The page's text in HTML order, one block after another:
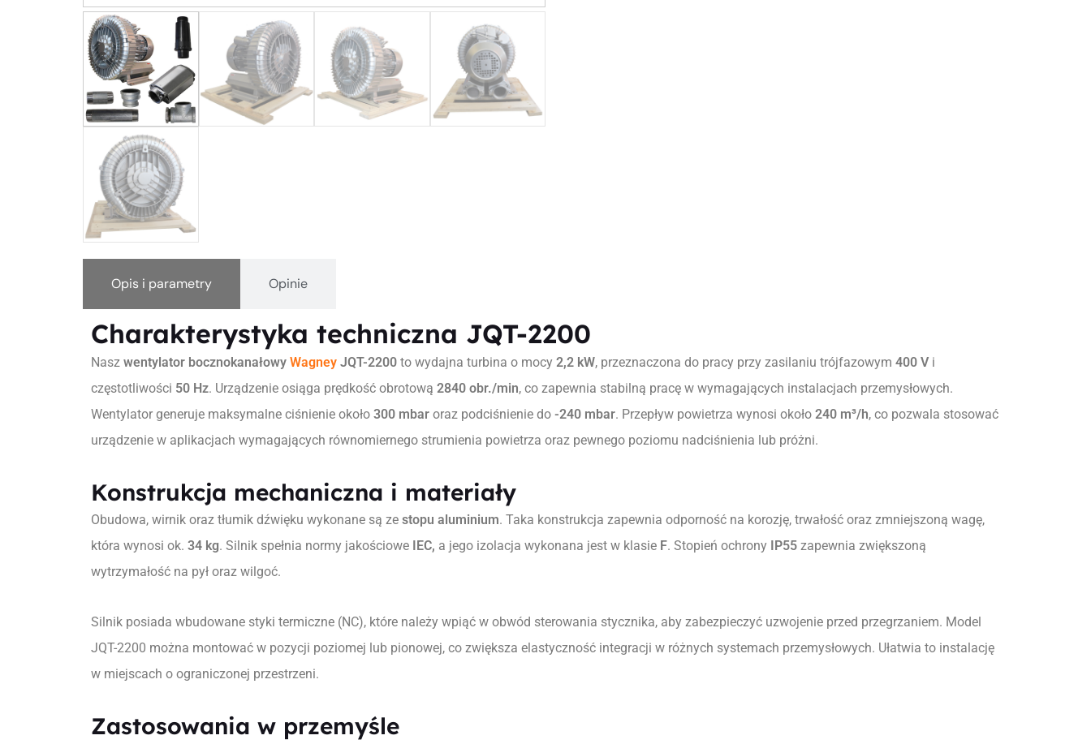
Opis i parametry Opinie
Charakterystyka techniczna JQT-2200
Nasz wentylator bocznokanałowy Wagney JQT-2200 to wydajna turbina o mocy 2,2 kW, przeznaczona do pracy przy zasilaniu trójfazowym 400 V i
częstotliwości 50 Hz. Urządzenie osiąga prędkość obrotową 2840 obr./min, co zapewnia stabilną pracę w wymagających instalacjach przemysłowych.
Wentylator generuje maksymalne ciśnienie około 300 mbar oraz podciśnienie do -240 mbar. Przepływ powietrza wynosi około 240 m³/h, co pozwala stosować
urządzenie w aplikacjach wymagających równomiernego strumienia powietrza oraz pewnego poziomu nadciśnienia lub próżni.
Konstrukcja mechaniczna i materiały
Obudowa, wirnik oraz tłumik dźwięku wykonane są ze stopu aluminium. Taka konstrukcja zapewnia odporność na korozję, trwałość oraz zmniejszoną wagę,
która wynosi ok. 34 kg. Silnik spełnia normy jakościowe IEC, a jego izolacja wykonana jest w klasie F. Stopień ochrony IP55 zapewnia zwiększoną
wytrzymałość na pył oraz wilgoć.
Silnik posiada wbudowane styki termiczne (NC), które należy wpiąć w obwód sterowania stycznika, aby zabezpieczyć uzwojenie przed przegrzaniem. Model
JQT-2200 można montować w pozycji poziomej lub pionowej, co zwiększa elastyczność integracji w różnych systemach przemysłowych. Ułatwia to instalację
w miejscach o ograniczonej przestrzeni.
Zastosowania w przemyśle